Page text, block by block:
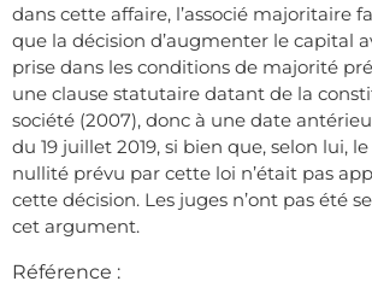
dans cette affaire, l’associé majoritaire
que la décision d’augmenter le capital
prise dans les conditions de majorité
une clause statutaire datant de la
société (2007), donc à une date
du 19 juillet 2019, si bien que, selon lui,
nullité prévu par cette loi n’était pas
cette décision. Les juges n’ont pas été
cet argument.
Référence :